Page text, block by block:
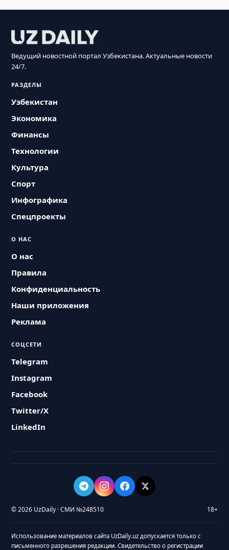
Ведущий новостной портал Узбекистана. Актуальные новости
24/7.
РАЗДЕЛЫ
Узбекистан
Экономика
Финансы
Технологии
Культура
Спорт
Инфографика
Спецпроекты
О НАС
О нас
Правила
Конфиденциальность
Наши приложения
Реклама
СОЦСЕТИ
Telegram
Instagram
Facebook
Twitter/X
LinkedIn
© 2026 UzDaily · СМИ №248510 18+
Использование материалов сайта UzDaily.uz допускается только с
письменного разрешения редакции. Свидетельство о регистрации